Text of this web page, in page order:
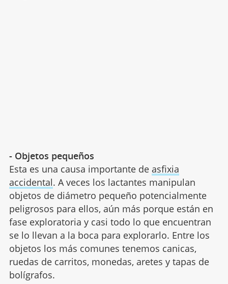
- Objetos pequeños
Esta es una causa importante de asfixia
accidental. A veces los lactantes manipulan
objetos de diámetro pequeño potencialmente
peligrosos para ellos, aún más porque están en
fase exploratoria y casi todo lo que encuentran
se lo llevan a la boca para explorarlo. Entre los
objetos los más comunes tenemos canicas,
ruedas de carritos, monedas, aretes y tapas de
bolígrafos.